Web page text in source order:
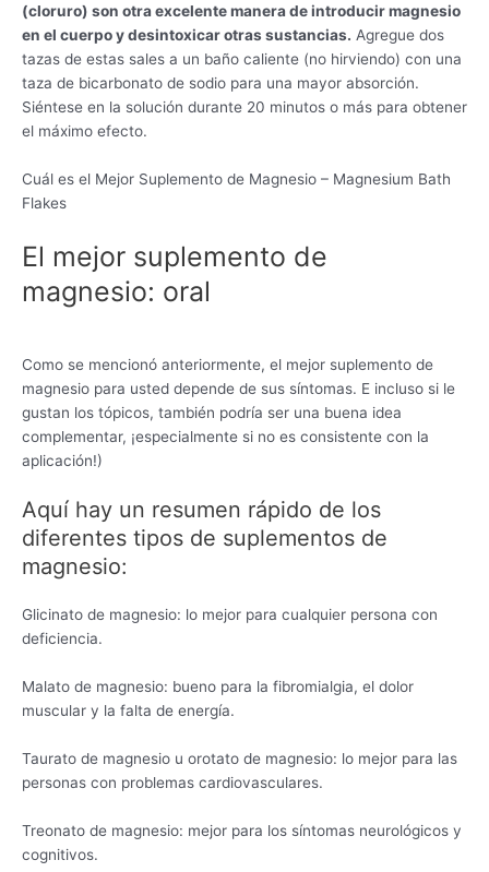
(cloruro) son otra excelente manera de introducir magnesio
en el cuerpo y desintoxicar otras sustancias. Agregue dos
tazas de estas sales a un baño caliente (no hirviendo) con una
taza de bicarbonato de sodio para una mayor absorción.
Siéntese en la solución durante 20 minutos o más para obtener
el máximo efecto.
Cuál es el Mejor Suplemento de Magnesio – Magnesium Bath
Flakes
El mejor suplemento de
magnesio: oral
Como se mencionó anteriormente, el mejor suplemento de
magnesio para usted depende de sus síntomas. E incluso si le
gustan los tópicos, también podría ser una buena idea
complementar, ¡especialmente si no es consistente con la
aplicación!)
Aquí hay un resumen rápido de los
diferentes tipos de suplementos de
magnesio:
Glicinato de magnesio: lo mejor para cualquier persona con
deficiencia.
Malato de magnesio: bueno para la fibromialgia, el dolor
muscular y la falta de energía.
Taurato de magnesio u orotato de magnesio: lo mejor para las
personas con problemas cardiovasculares.
Treonato de magnesio: mejor para los síntomas neurológicos y
cognitivos.